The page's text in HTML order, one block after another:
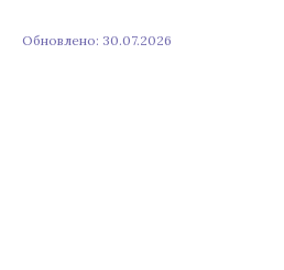
Обновлено: 30.07.2026